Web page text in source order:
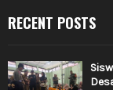
RECENT POSTS